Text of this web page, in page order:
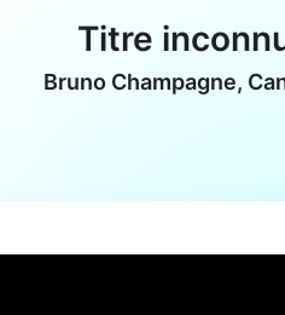
Titre
Bruno Champagne,